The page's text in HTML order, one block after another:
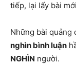
tiếp, lại lấy bài
Những bài quảng
nghìn bình luận
NGHÌN người.